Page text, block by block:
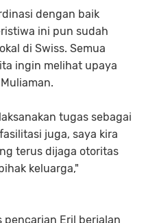
dengan baik
ini pun sudah
di Swiss. Semua
ingin melihat upaya
tugas sebagai
juga, saya kira
terus dijaga otoritas
keluarga,"
pencarian Eril berjalan